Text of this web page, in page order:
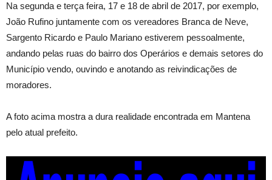
Na segunda e terça feira, 17 e 18 de abril de 2017, por exemplo,
João Rufino juntamente com os vereadores Branca de Neve,
Sargento Ricardo e Paulo Mariano estiverem pessoalmente,
andando pelas ruas do bairro dos Operários e demais setores do
Município vendo, ouvindo e anotando as reivindicações de
moradores.
A foto acima mostra a dura realidade encontrada em Mantena
pelo atual prefeito.